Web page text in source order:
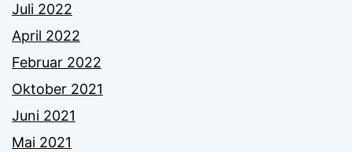
Juli 2022
April 2022
Februar 2022
Oktober 2021
Juni 2021
Mai 2021